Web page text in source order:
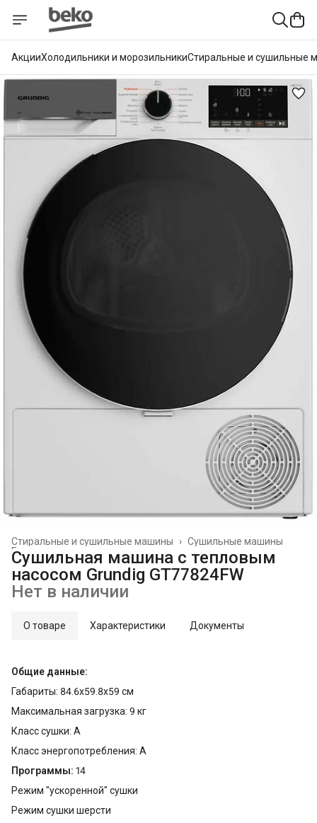
АкцииХолодильники и морозильникиСтиральные и сушильные
Сушильные машины
Стиральные и сушильные машины
›
Главная
Сушильная машина с тепловым
насосом Grundig GT77824FW
Нет в наличии
О товаре Характеристики Документы
Общие данные:
Габариты: 84.6x59.8x59 см
Максимальная загрузка: 9 кг
Класс сушки: А
Класс энергопотребления: А
Программы: 14
Режим "ускоренной" сушки
Режим сушки шерсти